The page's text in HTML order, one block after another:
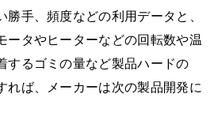
勝手、頻度などの利用データと、
ータやヒーターなどの回転数や温
するゴミの量など製品ハードの
れば、メーカーは次の製品開発に